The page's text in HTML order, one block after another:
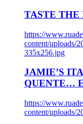
TASTE THE
https://
content/uploads/
335x256.jpg
JAMIE’S
QUENTE…
https://
content/uploads/